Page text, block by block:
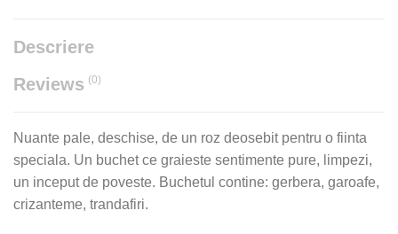
Descriere
Reviews(0)
Nuante pale, deschise, de un roz deosebit pentru o fiinta
speciala. Un buchet ce graieste sentimente pure, limpezi,
un inceput de poveste. Buchetul contine: gerbera, garoafe,
crizanteme, trandafiri.